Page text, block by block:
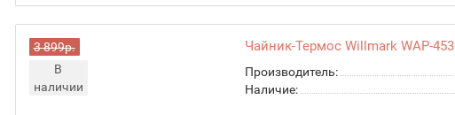
3 899р.
В
наличии
Чайник-Термос Willmark WAP-
Производитель:
Наличие: